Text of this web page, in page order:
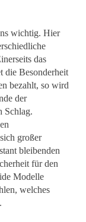
wichtig. Hier
das
die Besonderheit
bezahlt, so wird
der
Schlag.
großer
bleibenden
für den
Modelle
welches